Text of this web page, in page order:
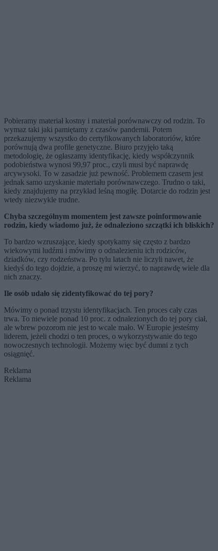
Pobieramy materiał kostny i materiał porównawczy od rodzin. To
wymaz taki jaki pamiętamy z czasów pandemii. Potem
przekazujemy wszystko do certyfikowanych laboratoriów, które
porównują dwa profile genetyczne. Biuro przyjęło taką
metodologię, że ogłaszamy identyfikację, kiedy współczynnik
podobieństwa wynosi 99,97 proc., czyli musi być naprawdę
arcywysoki. To w zasadzie już pewność. Problemem czasem jest
jednak samo uzyskanie materiału porównawczego. Trudno o taki,
kiedy znajdujemy na przykład leśną mogiłę. Dotarcie do rodzin jest
wtedy niezwykle trudne.
Chyba szczególnym momentem jest zawsze poinformowanie
rodzin, kiedy wiadomo już, że odnaleziono szczątki ich bliskich?
To bardzo wzruszające, kiedy spotykamy się często z bardzo
wiekowymi ludźmi i mówimy o odnalezieniu ich rodziców,
dziadków, czy rodzeństwa. Po tylu latach nie liczyli nawet, że
kiedyś do tego dojdzie, a proszę mi wierzyć, to naprawdę wiele dla
nich znaczy.
Ile osób udało się zidentyfikować do tej pory?
Mówimy o ponad trzystu identyfikacjach. Ten proces cały czas
trwa. To niewiele ponad 10 proc. z odnalezionych do tej pory ciał,
ale wbrew pozorom nie jest to wcale mało. W Europie jesteśmy
liderem, jeżeli chodzi o ten proces, o wykorzystywanie do tego
nowoczesnych technologii. Możemy więc być dumni z tych
osiągnięć.
Reklama
Reklama